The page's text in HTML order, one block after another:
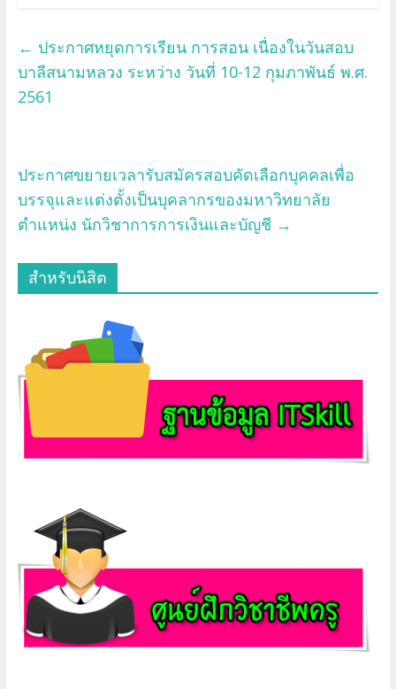
← ประกาศหยุดการเรียน การสอน เนื่องในวันสอบ
บาลีสนามหลวง ระหว่าง วันที่ 10-12 กุมภาพันธ์ พ.ศ.
2561
ประกาศขยายเวลารับสมัครสอบคัดเลือกบุคคลเพื่อ
บรรจุและแต่งตั้งเป็นบุคลากรของมหาวิทยาลัย
ตำแหน่ง นักวิชาการการเงินและบัญชี →
สำหรับนิสิต